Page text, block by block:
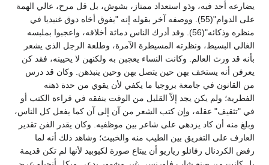
يضارعه أحد فيه، وذو استعداد ممتاز، بشوش، بل قل مرح، عالي الهمة
على الدوام"(55). ووصفه آخر بقوله إنه "يفوق أخاه دوق غنيديا في
منظره وذكائه"(56). وقد أدرك الناس دماثة أخلاقه، واعجبوا بملبسه
الغالي البسيط، ونظرته المسيطرة الآمرة، وطلعة الرجل الذي يشعر
بأنه قد ورث العالم. وكانت النساء يعجبن به ولكنهن لا يحيينه، فقد كن
يعرفن أنه يستخف بهن حين يتصل بهن وحين ينبذهن. وكان قد درس
من القانون في جامعة بروجيا ما يكفي لأن يقوي من حدة ذهنه
الفطرية؛ ولم يكن يجد إلاّ القليل من الوقت ينفقه في قراءة الكتب أو
في "تثقيف" عقله، وإن كتب الشعر من آن إلى آن كما يفعل كل الناس،
وبلغ منه أن كاد يزدهي على شاعر بين موظفيه. وكان يقدر الفن تقدير
العارف على التفريق بين الطيب منه والخبيث؛ وشاهد ذلك أنه لما
رفض الكردنال رفائلو رياريو أن يبتاع صورة لكيوبيد لأنها لم تكن قديمة